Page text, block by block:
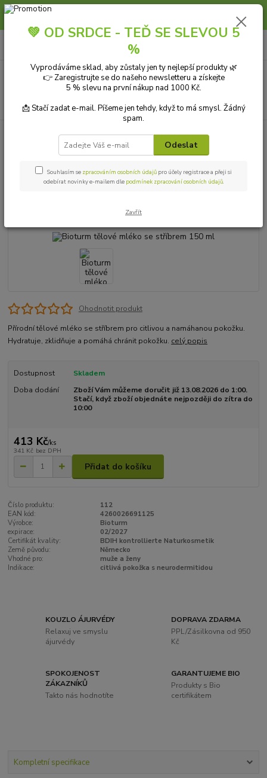
Slunce, koupání a horko dávají vlasům zabrat. Dopřejte jim šetrnou péči s
Menu
CZK
Hledat
PŘÍRODNÍ KOSMETIKA Tělová kosmetika
Tělová mléka
Bioturm tělové mléko se stříbrem 150 ml
Bioturm tělové mléko se stříbrem
150 ml
Ohodnotit produkt
Přírodní tělové mléko se stříbrem pro citlivou a namáhanou pokožku.
Hydratuje, zklidňuje a pomáhá chránit pokožku. celý popis
Dostupnost
Skladem
Doba dodání
Zboží Vám můžeme doručit již 13.08.2026 do 1:00.
Stačí, když zboží objednáte nejpozději do zítra do
10:00
413 Kč/ks
341 Kč bez DPH
Přidat do košíku
Číslo produktu:
112
EAN kód:
4260026691125
Výrobce:
Bioturm
expirace:
02/2027
Certifikát kvality:
BDIH kontrollierte Naturkosmetik
Země původu:
Německo
Vhodné pro:
muže a ženy
Indikace:
citlivá pokožka s neurodermitidou
KOUZLO ÁJURVÉDY
Relaxuj ve smyslu
ájurvédy
DOPRAVA ZDARMA
PPL/Zásilkovna od 950
Kč
SPOKOJENOST
ZÁKAZNÍKŮ
Takto nás hodnotíte
GARANTUJEME BIO
Produkty s Bio
certifikátem
Kompletní specifikace
💚 OD SRDCE - TEĎ SE SLEVOU 5
%
Vyprodáváme sklad, aby zůstaly jen ty nejlepší produkty 🌿
👉 Zaregistrujte se do našeho newsletteru a získejte
5 % slevu na první nákup nad 1000 Kč.
📩 Stačí zadat e-mail. Píšeme jen tehdy, když to má smysl. Žádný
spam.
Odeslat
Souhlasím se zpracováním osobních údajů pro účely registrace a přeji si
odebírat novinky e-mailem dle podmínek zpracování osobních údajů.
Zavřít